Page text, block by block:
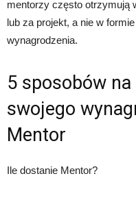
mentorzy często otrzymują
lub za projekt, a nie w
wynagrodzenia.
5 sposobów
swojego
Mentor
Ile dostanie Mentor?